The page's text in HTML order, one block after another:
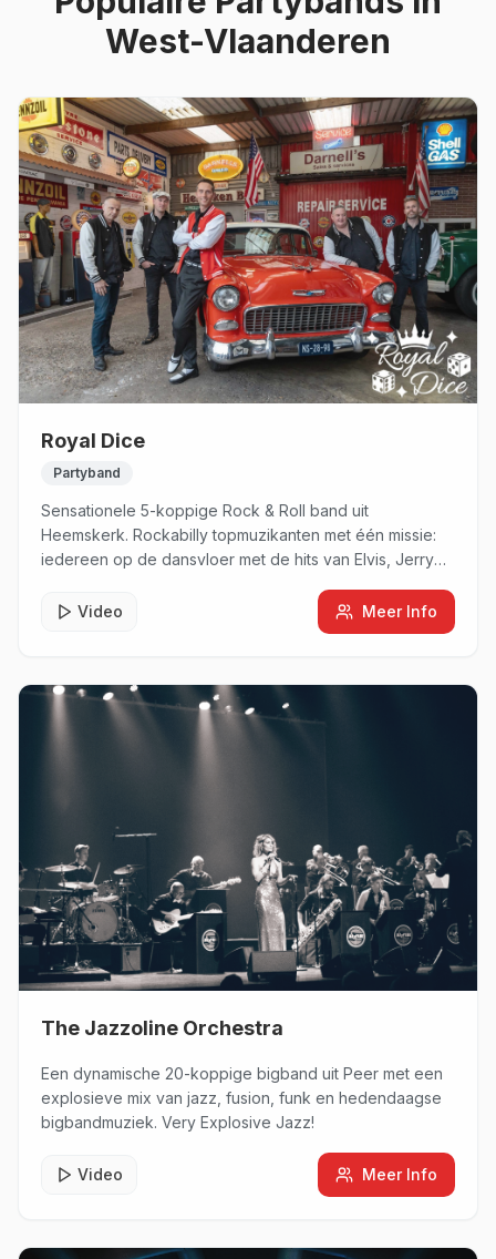
West-Vlaanderen
Royal Dice
Partyband
Sensationele 5-koppige Rock & Roll band uit
Heemskerk. Rockabilly topmuzikanten met één missie:
iedereen op de dansvloer met de hits van Elvis, Jerry
Video
Meer Info
The Jazzoline Orchestra
Een dynamische 20-koppige bigband uit Peer met een
explosieve mix van jazz, fusion, funk en hedendaagse
bigbandmuziek. Very Explosive Jazz!
Video Meer Info